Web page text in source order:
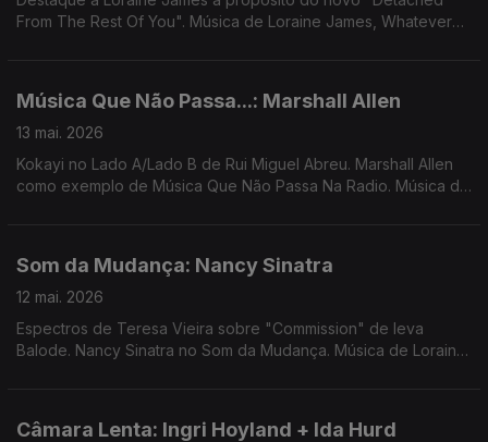
From The Rest Of You". Música de Loraine James, Whatever
Música Que Não Passa...: Marshall Allen
13 mai. 2026
Kokayi no Lado A/Lado B de Rui Miguel Abreu. Marshall Allen
como exemplo de Música Que Não Passa Na Radio. Música de
Som da Mudança: Nancy Sinatra
12 mai. 2026
Espectros de Teresa Vieira sobre "Commission" de Ieva
Balode. Nancy Sinatra no Som da Mudança. Música de Loraine
Câmara Lenta: Ingri Hoyland + Ida Hurd